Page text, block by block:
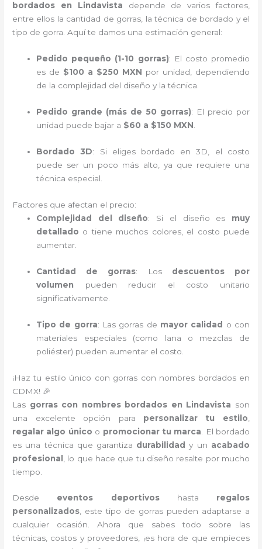
bordados en Lindavista depende de varios factores,
entre ellos la cantidad de gorras, la técnica de bordado y el
tipo de gorra. Aquí te damos una estimación general:
Pedido pequeño (1-10 gorras): El costo promedio
es de $100 a $250 MXN por unidad, dependiendo
de la complejidad del diseño y la técnica.
Pedido grande (más de 50 gorras): El precio por
unidad puede bajar a $60 a $150 MXN
Bordado 3D: Si eliges bordado en 3D, el costo
puede ser un poco más alto, ya que requiere una
técnica especial.
Factores que afectan el precio:
Complejidad del diseño: Si el diseño es muy
detallado o tiene muchos colores, el costo puede
aumentar.
Cantidad de gorras: Los descuentos por
volumen pueden reducir el costo unitario
significativamente.
Tipo de gorra: Las gorras de mayor calidad
o con
materiales especiales (como lana o mezclas de
poliéster) pueden aumentar el costo.
¡Haz tu estilo único con gorras con nombres bordados en
CDMX! 🎉
Las gorras con nombres bordados en Lindavista son
una excelente opción para personalizar tu estilo
regalar algo único o promocionar tu marca . El bordado
es una técnica que garantiza durabilidad y un acabado
profesional , lo que hace que tu diseño resalte por mucho
tiempo.
Desde eventos deportivoshasta regalos
personalizados, este tipo de gorras pueden adaptarse a
cualquier ocasión. Ahora que sabes todo sobre las
técnicas, costos y proveedores, ¡es hora de que empieces